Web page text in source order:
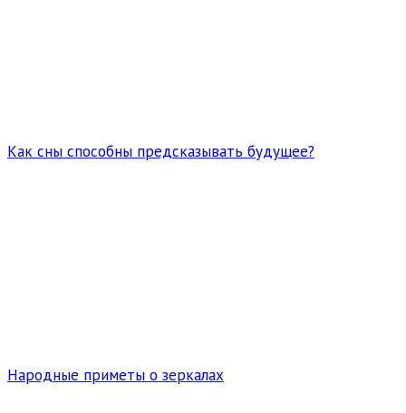
Как сны способны предсказывать будущее?
Народные приметы о зеркалах